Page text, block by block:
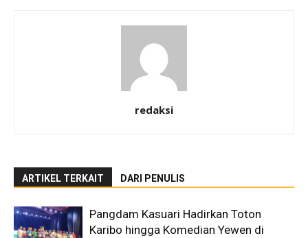
redaksi
ARTIKEL TERKAIT DARI PENULIS
Pangdam Kasuari Hadirkan Toton
Karibo hingga Komedian Yewen di